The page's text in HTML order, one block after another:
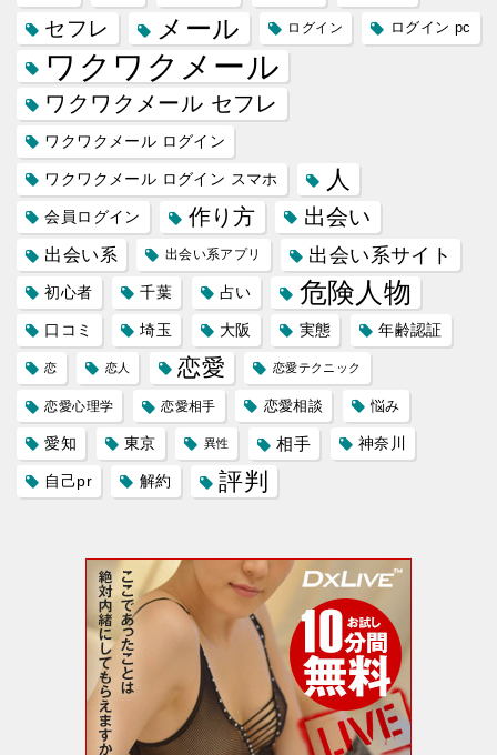
セフレ メール ログイン ログイン pc
ワクワクメール
ワクワクメール セフレ
ワクワクメール ログイン
ワクワクメール ログイン スマホ 人
会員ログイン 作り方 出会い
出会い系 出会い系アプリ 出会い系サイト
初心者 千葉 占い 危険人物
口コミ 埼玉 大阪 実態 年齢認証
恋 恋人 恋愛 恋愛テクニック
恋愛心理学 恋愛相手 恋愛相談 悩み
愛知 東京 異性 相手 神奈川
自己pr 解約 評判